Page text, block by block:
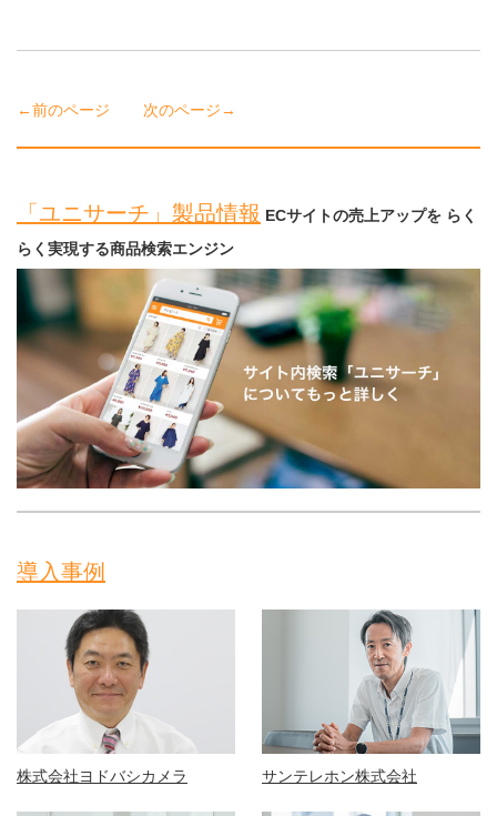
←前のページ 次のページ→
「ユニサーチ」製品情報 ECサイトの売上アップを らく
らく実現する商品検索エンジン
導入事例
株式会社ヨドバシカメラ サンテレホン株式会社